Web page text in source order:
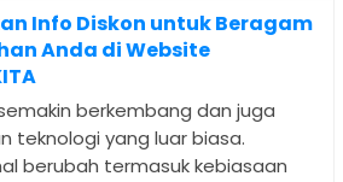
Info Diskon untuk Beragam
Anda di Website
berkembang dan juga
teknologi yang luar biasa.
berubah termasuk kebiasaan